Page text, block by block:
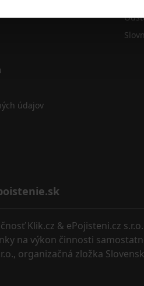
údajov
Klik.cz & ePojisteni.cz
na výkon činnosti
organizačná zložka